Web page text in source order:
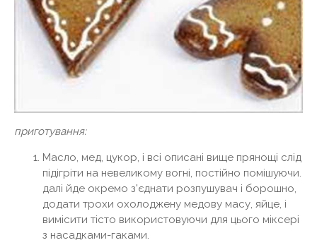
приготування:
Масло, мед, цукор, і всі описані вище прянощі слід
підігріти на невеликому вогні, постійно помішуючи.
далі йде окремо з'єднати розпушувач і борошно,
додати трохи охолоджену медову масу, яйце, і
вимісити тісто використовуючи для цього міксері
з насадками-гаками.